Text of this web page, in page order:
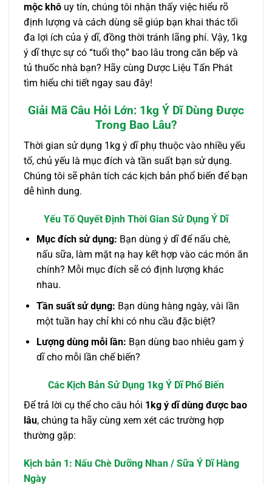
mộc khô uy tín, chúng tôi nhận thấy việc hiểu rõ
định lượng và cách dùng sẽ giúp bạn khai thác tối
đa lợi ích của ý dĩ, đồng thời tránh lãng phí. Vậy, 1kg
ý dĩ thực sự có “tuổi thọ” bao lâu trong căn bếp và
tủ thuốc nhà bạn? Hãy cùng Dược Liệu Tấn Phát
tìm hiểu chi tiết ngay sau đây!
Giải Mã Câu Hỏi Lớn: 1kg Ý Dĩ Dùng Được
Trong Bao Lâu?
Thời gian sử dụng 1kg ý dĩ phụ thuộc vào nhiều yếu
tố, chủ yếu là mục đích và tần suất bạn sử dụng.
Chúng tôi sẽ phân tích các kịch bản phổ biến để bạn
dễ hình dung.
Yếu Tố Quyết Định Thời Gian Sử Dụng Ý Dĩ
Mục đích sử dụng: Bạn dùng ý dĩ để nấu chè,
nấu sữa, làm mặt nạ hay kết hợp vào các món ăn
chính? Mỗi mục đích sẽ có định lượng khác
nhau.
Tần suất sử dụng: Bạn dùng hàng ngày, vài lần
một tuần hay chỉ khi có nhu cầu đặc biệt?
Lượng dùng mỗi lần: Bạn dùng bao nhiêu gam ý
dĩ cho mỗi lần chế biến?
Các Kịch Bản Sử Dụng 1kg Ý Dĩ Phổ Biến
Để trả lời cụ thể cho câu hỏi 1kg ý dĩ dùng được bao
lâu, chúng ta hãy cùng xem xét các trường hợp
thường gặp:
Kịch bản 1: Nấu Chè Dưỡng Nhan / Sữa Ý Dĩ Hàng
Ngày